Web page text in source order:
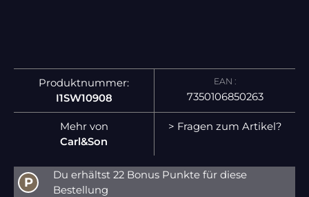
Produktnummer:
I1SW10908
EAN :
7350106850263
Mehr von
Carl&Son
> Fragen zum Artikel?
P
Du erhältst 22 Bonus Punkte für diese
Bestellung